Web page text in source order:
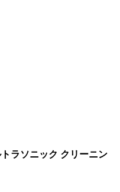
ラソニック クリーニン